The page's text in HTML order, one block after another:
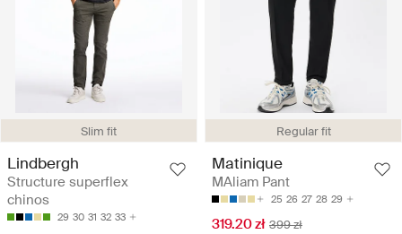
Slim fit
Lindbergh
Structure superflex
chinos
29 30 31 32 33
Regular fit
Matinique
MAliam Pant
25 26 27 28 29
319.20 zł 399 zł